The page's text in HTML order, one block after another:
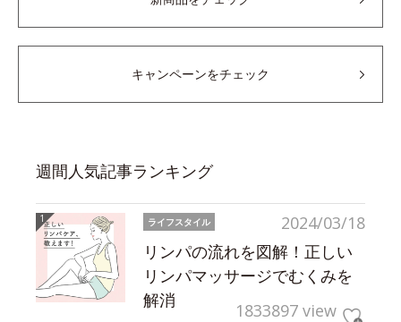
キャンペーンをチェック
週間人気記事ランキング
2024/03/18
ライフスタイル
リンパの流れを図解！正しい
リンパマッサージでむくみを
解消
1833897 view